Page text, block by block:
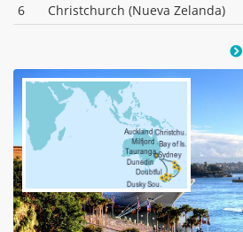
6
Christchurch (Nueva Zelanda)